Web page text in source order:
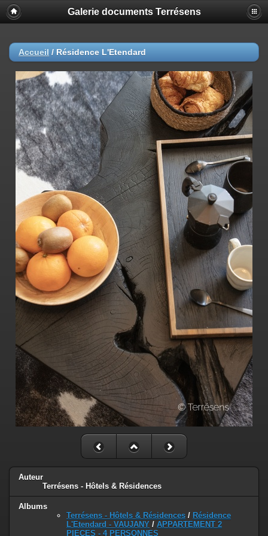
Galerie documents Terrésens
Accueil / Résidence L'Etendard
Auteur
Terrésens - Hôtels & Résidences
Albums
Terrésens - Hôtels & Résidences / Résidence
L'Etendard - VAUJANY / APPARTEMENT 2
PIECES - 4 PERSONNES